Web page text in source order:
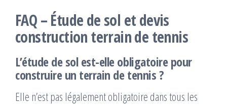
FAQ – Étude de sol et devis
construction terrain de tennis
L’étude de sol est-elle obligatoire pour
construire un terrain de tennis ?
Elle n’est pas légalement obligatoire dans tous les